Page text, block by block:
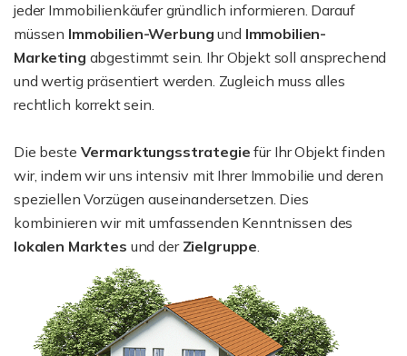
jeder Immobilienkäufer gründlich informieren. Darauf
müssen Immobilien-Werbung und Immobilien-
Marketing abgestimmt sein. Ihr Objekt soll ansprechend
und wertig präsentiert werden. Zugleich muss alles
rechtlich korrekt sein.
Die beste Vermarktungsstrategiefür Ihr Objekt finden
wir, indem wir uns intensiv mit Ihrer Immobilie und deren
speziellen Vorzügen auseinandersetzen. Dies
kombinieren wir mit umfassenden Kenntnissen des
lokalen Marktes und der Zielgruppe.